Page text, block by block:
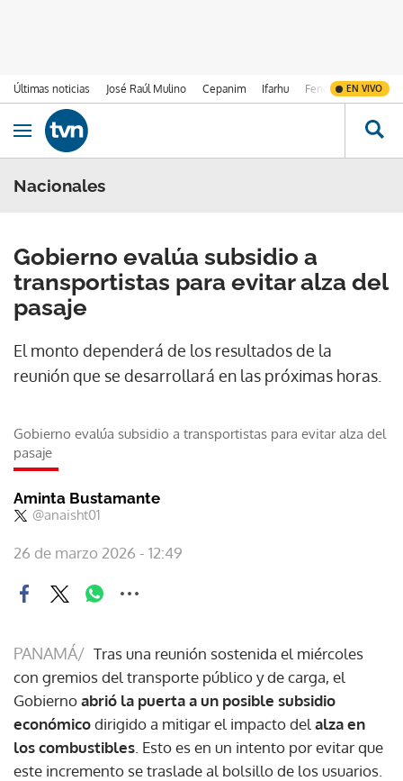
Últimas noticias José Raúl Mulino Cepanim Ifarhu Fenómeno de El
EN VIVO
Ir al contenido
Obrir navegació
Nacionales
Gobierno evalúa subsidio a
transportistas para evitar alza del
pasaje
El monto dependerá de los resultados de la
reunión que se desarrollará en las próximas horas.
Gobierno evalúa subsidio a transportistas para evitar alza del
pasaje
Aminta Bustamante
@anaisht01
26 de marzo 2026 - 12:49
PANAMÁ/ Tras una reunión sostenida el miércoles
con gremios del transporte público y de carga, el
Gobiernoabrió la puerta a un posible subsidio
económicodirigido a mitigar el impacto del alza en
los combustibles . Esto es en un intento por evitar que
este incremento se traslade al bolsillo de los usuarios.